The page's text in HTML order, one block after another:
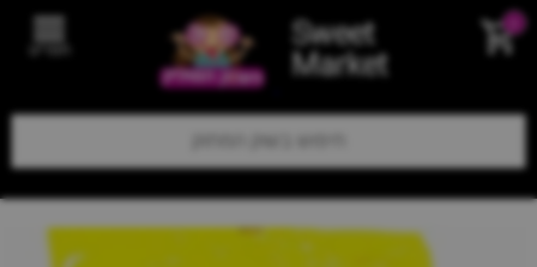
Sweet
Market תפריט